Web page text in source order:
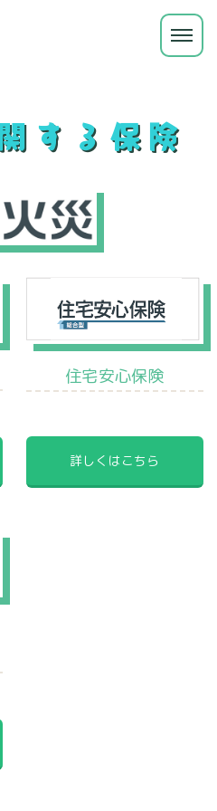
する保険
住宅安心保険
詳しくはこちら